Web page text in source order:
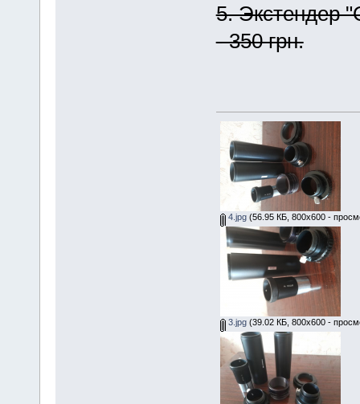
5. Экстендер
- 350 грн.
4.jpg(56.95 КБ, 800x600 -
3.jpg(39.02 КБ, 800x600 -